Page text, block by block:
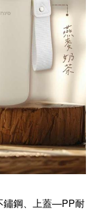
鋼、上蓋—PP耐